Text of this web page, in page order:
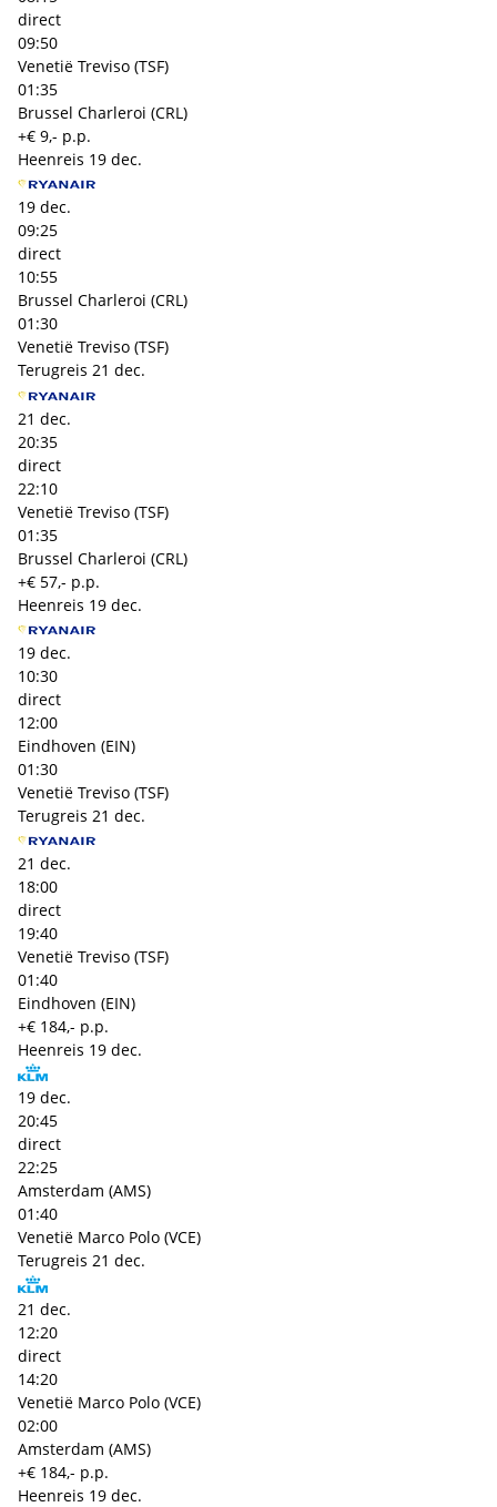
direct
09:50
Venetië Treviso (TSF)
01:35
Brussel Charleroi (CRL)
+€ 9,- p.p.
Heenreis 19 dec.
19 dec.
09:25
direct
10:55
Brussel Charleroi (CRL)
01:30
Venetië Treviso (TSF)
Terugreis 21 dec.
21 dec.
20:35
direct
22:10
Venetië Treviso (TSF)
01:35
Brussel Charleroi (CRL)
+€ 57,- p.p.
Heenreis 19 dec.
19 dec.
10:30
direct
12:00
Eindhoven (EIN)
01:30
Venetië Treviso (TSF)
Terugreis 21 dec.
21 dec.
18:00
direct
19:40
Venetië Treviso (TSF)
01:40
Eindhoven (EIN)
+€ 184,- p.p.
Heenreis 19 dec.
19 dec.
20:45
direct
22:25
Amsterdam (AMS)
01:40
Venetië Marco Polo (VCE)
Terugreis 21 dec.
21 dec.
12:20
direct
14:20
Venetië Marco Polo (VCE)
02:00
Amsterdam (AMS)
+€ 184,- p.p.
Heenreis 19 dec.